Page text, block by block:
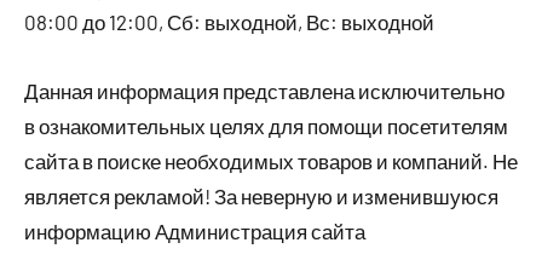
08:00 до 12:00, Сб: выходной, Вс: выходной
Данная информация представлена исключительно
в ознакомительных целях для помощи посетителям
сайта в поиске необходимых товаров и компаний. Не
является рекламой! За неверную и изменившуюся
информацию Администрация сайта